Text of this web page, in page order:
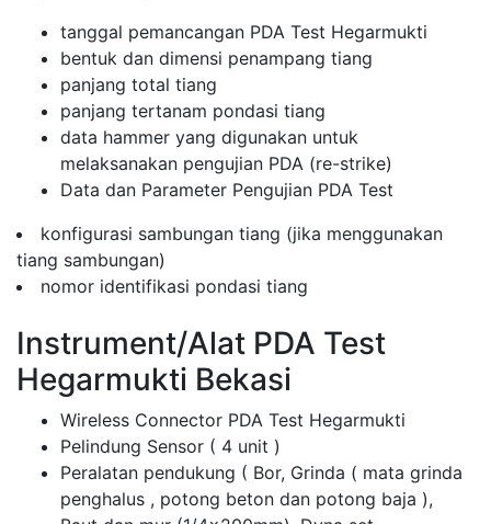
tanggal pemancangan PDA Test Hegarmukti
bentuk dan dimensi penampang tiang
panjang total tiang
panjang tertanam pondasi tiang
data hammer yang digunakan untuk
melaksanakan pengujian PDA (re-strike)
Data dan Parameter Pengujian PDA Test
konfigurasi sambungan tiang (jika menggunakan
tiang sambungan)
nomor identifikasi pondasi tiang
Instrument/Alat PDA Test
Hegarmukti Bekasi
Wireless Connector PDA Test Hegarmukti
Pelindung Sensor ( 4 unit )
Peralatan pendukung ( Bor, Grinda ( mata grinda
penghalus , potong beton dan potong baja ),